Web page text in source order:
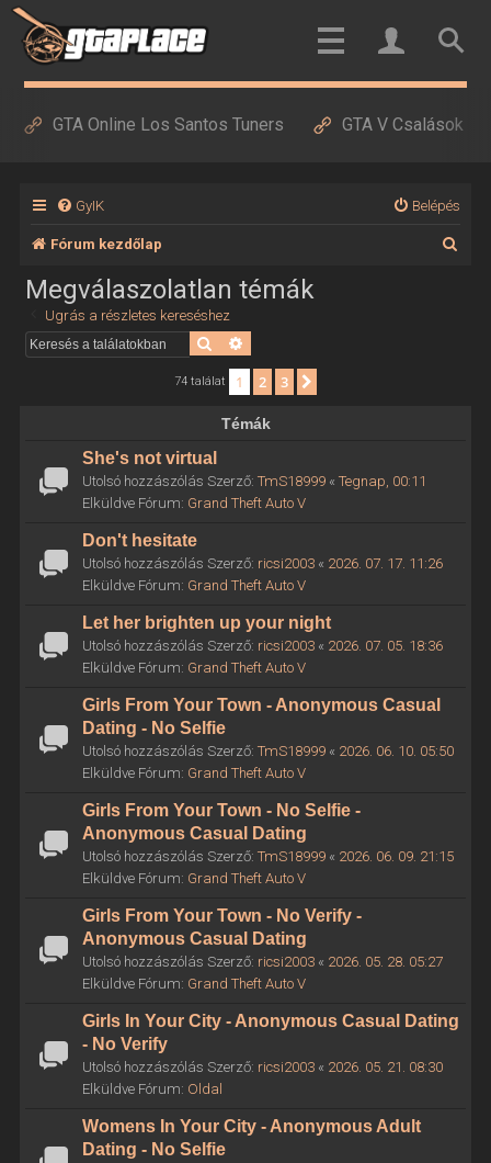
GTA Online Los Santos Tuners GTA V Csalások
GyIK Belépés
Fórum kezdőlap
Megválaszolatlan témák
Ugrás a részletes kereséshez
Keresés
74 találat 1 2 3
Témák
She's not virtual
Utolsó hozzászólás Szerző: TmS18999« Tegnap, 00:11
Elküldve Fórum: Grand Theft Auto V
Don't hesitate
Utolsó hozzászólás Szerző: ricsi2003« 2026. 07. 17. 11:26
Elküldve Fórum: Grand Theft Auto V
Let her brighten up your night
Utolsó hozzászólás Szerző: ricsi2003« 2026. 07. 05. 18:36
Elküldve Fórum: Grand Theft Auto V
Girls From Your Town - Anonymous Casual
Dating - No Selfie
Utolsó hozzászólás Szerző: TmS18999« 2026. 06. 10. 05:50
Elküldve Fórum: Grand Theft Auto V
Girls From Your Town - No Selfie -
Anonymous Casual Dating
Utolsó hozzászólás Szerző: TmS18999« 2026. 06. 09. 21:15
Elküldve Fórum: Grand Theft Auto V
Girls From Your Town - No Verify -
Anonymous Casual Dating
Utolsó hozzászólás Szerző: ricsi2003« 2026. 05. 28. 05:27
Elküldve Fórum: Grand Theft Auto V
Girls In Your City - Anonymous Casual Dating
- No Verify
Utolsó hozzászólás Szerző: ricsi2003« 2026. 05. 21. 08:30
Elküldve Fórum: Oldal
Womens In Your City - Anonymous Adult
Dating - No Selfie